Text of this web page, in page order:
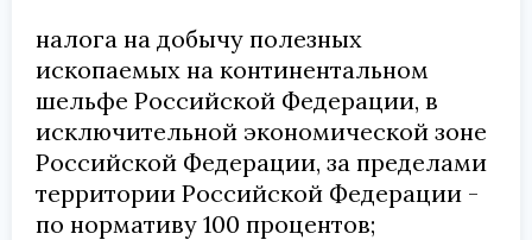
налога на добычу полезных
ископаемых на континентальном
шельфе Российской Федерации, в
исключительной экономической зоне
Российской Федерации, за пределами
территории Российской Федерации -
по нормативу 100 процентов;